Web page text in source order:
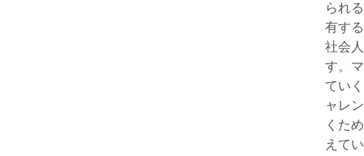
られ
有す
社会
す。
てい
ャレ
くた
えて